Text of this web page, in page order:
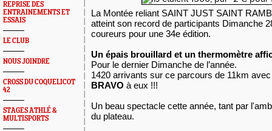
REPRISE DES
ENTRAINEMENTS ET
ESSAIS
LE CLUB
NOUS JOINDRE
CROSS DU COQUELICOT
42
STAGES ATHLÉ &
MULTISPORTS
La Montée reliant SAINT JUST SAINT
atteint son record de participants Dimanche
coureurs pour une 34e édition.
Un épais brouillard et un thermomètre
Pour le dernier Dimanche de l’année.
1420 arrivants sur ce parcours de 11km
BRAVO à eux !!!
Un beau spectacle cette année, tant par
du plateau.